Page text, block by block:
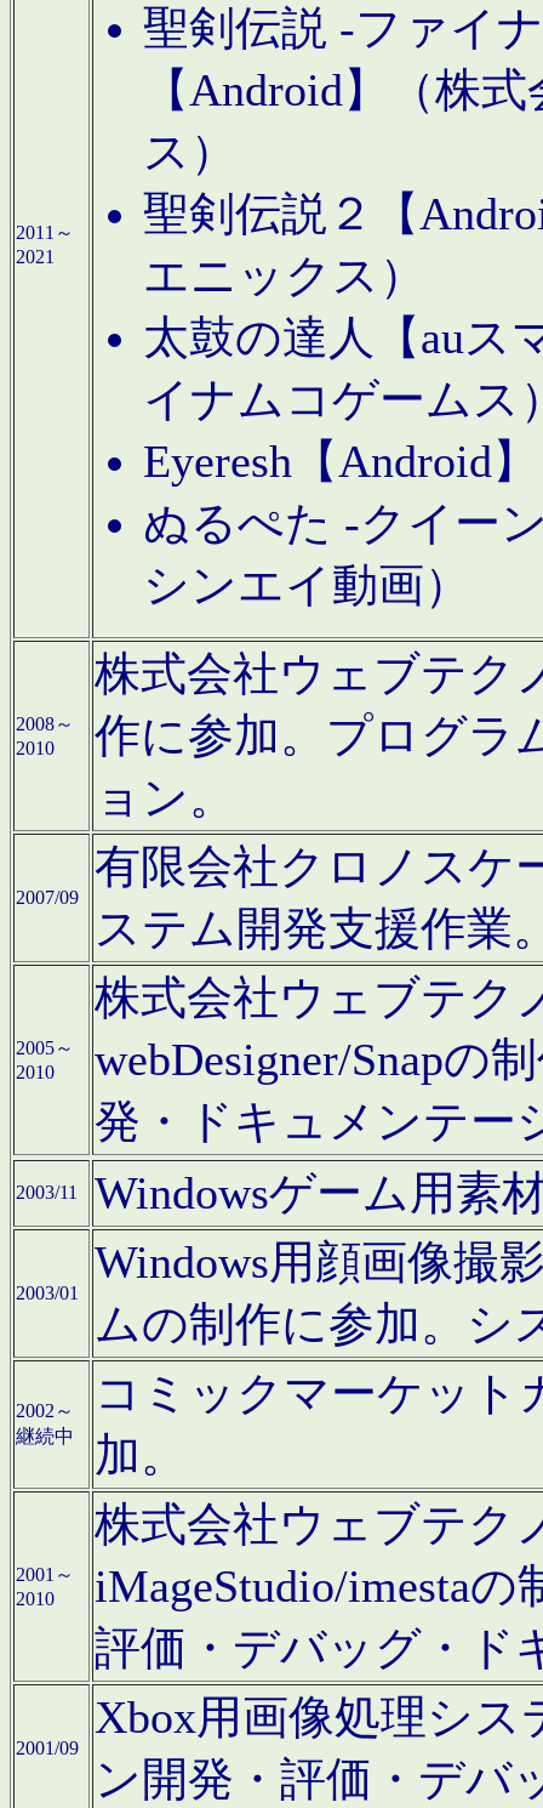
2011～
2021
聖剣伝説 -ファイ
【Android】（株
ス）
聖剣伝説２【
エニックス）
太鼓の達人【auス
イナムコゲームス
Eyeresh【Android
ぬるぺた -クイー
シンエイ動画）
2008～
2010
株式会社ウェブテク
作に参加。プログラ
ョン。
2007/09
有限会社クロノスケ
ステム開発支援作業
2005～
2010
株式会社ウェブテク
webDesigner/Snapの
発・ドキュメンテー
2003/11 Windowsゲーム用素
2003/01
Windows用顔画像撮
ムの制作に参加。シ
2002～
継続中
コミックマーケット
加。
2001～
2010
株式会社ウェブテク
iMageStudio/imesta
評価・デバッグ・ド
2001/09
Xbox用画像処理シ
ン開発・評価・デバ